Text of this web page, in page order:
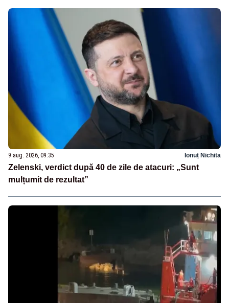
9 aug. 2026, 09:35 Ionuț Nichita
Zelenski, verdict după 40 de zile de atacuri: „Sunt
mulțumit de rezultat”